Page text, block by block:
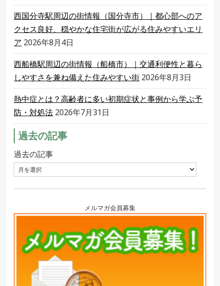
西国分寺駅周辺の街情報（国分寺市）｜都心部へのア
クセス良好、穏やかな住宅街が広がる住みやすいエリ
ア 2026年8月4日
西船橋駅周辺の街情報（船橋市）｜交通利便性と暮ら
しやすさを兼ね備えた住みやすい街 2026年8月3日
熱中症とは？高齢者に多い初期症状と事例から学ぶ予
防・対処法 2026年7月31日
過去の記事
過去の記事
メルマガ会員募集